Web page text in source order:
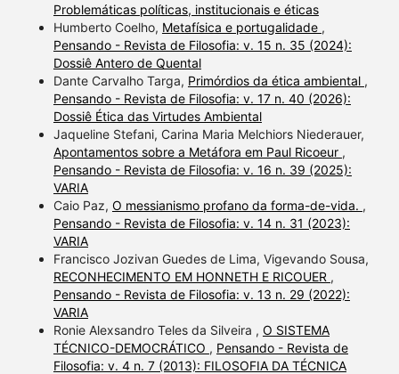
Problemáticas políticas, institucionais e éticas
Humberto Coelho, Metafísica e portugalidade ,
Pensando - Revista de Filosofia: v. 15 n. 35 (2024):
Dossiê Antero de Quental
Dante Carvalho Targa, Primórdios da ética ambiental ,
Pensando - Revista de Filosofia: v. 17 n. 40 (2026):
Dossiê Ética das Virtudes Ambiental
Jaqueline Stefani, Carina Maria Melchiors Niederauer,
Apontamentos sobre a Metáfora em Paul Ricoeur ,
Pensando - Revista de Filosofia: v. 16 n. 39 (2025):
VARIA
Caio Paz, O messianismo profano da forma-de-vida. ,
Pensando - Revista de Filosofia: v. 14 n. 31 (2023):
VARIA
Francisco Jozivan Guedes de Lima, Vigevando Sousa,
RECONHECIMENTO EM HONNETH E RICOUER ,
Pensando - Revista de Filosofia: v. 13 n. 29 (2022):
VARIA
Ronie Alexsandro Teles da Silveira , O SISTEMA
TÉCNICO-DEMOCRÁTICO , Pensando - Revista de
Filosofia: v. 4 n. 7 (2013): FILOSOFIA DA TÉCNICA